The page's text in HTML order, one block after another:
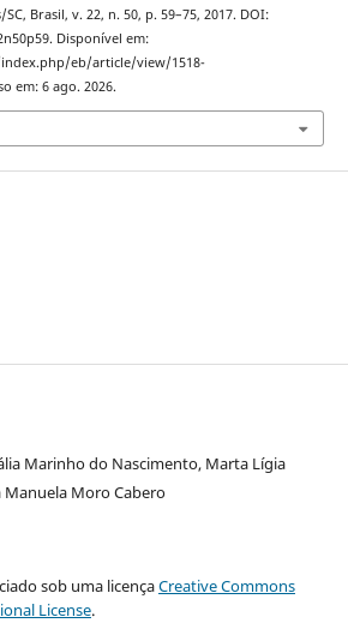
Brasil, v. 22, n. 50, p. 59–75, 2017. DOI:
Disponível em:
eb/article/view/1518-
em: 6 ago. 2026.
Marinho do Nascimento, Marta Lígia
Moro Cabero
sob uma licençaCreative Commons
License.